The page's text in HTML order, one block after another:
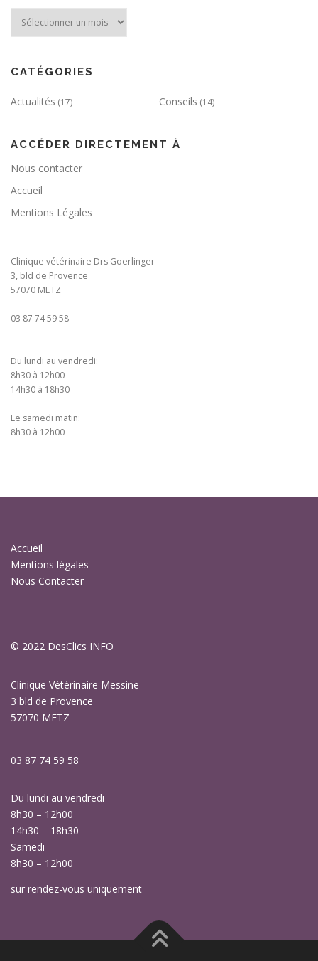
CATÉGORIES
Actualités (17) Conseils (14)
ACCÉDER DIRECTEMENT À
Nous contacter
Accueil
Mentions Légales
Clinique vétérinaire Drs Goerlinger
3, bld de Provence
57070 METZ
03 87 74 59 58
Du lundi au vendredi:
8h30 à 12h00
14h30 à 18h30
Le samedi matin:
8h30 à 12h00
Accueil
Mentions légales
Nous Contacter
© 2022 DesClics INFO
Clinique Vétérinaire Messine
3 bld de Provence
57070 METZ
03 87 74 59 58
Du lundi au vendredi
8h30 – 12h00
14h30 – 18h30
Samedi
8h30 – 12h00
sur rendez-vous uniquement